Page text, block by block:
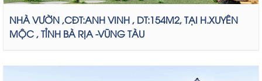
NHÀ VƯỜN ,CĐT:ANH VINH , DT:154M2, TẠI H.XUYÊN
MỘC , TỈNH BÀ RỊA -VŨNG TÀU